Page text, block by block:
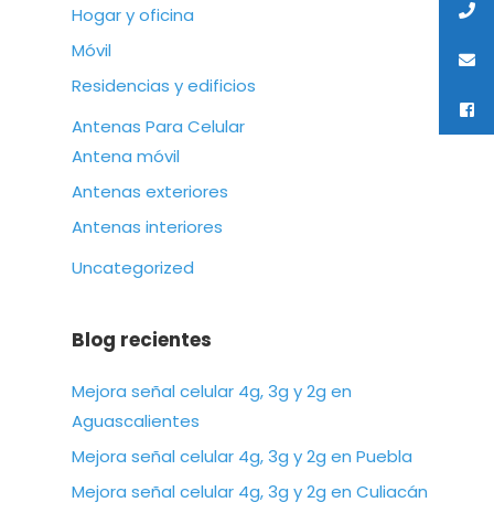
Hogar y oficina
Móvil
Residencias y edificios
Antenas Para Celular
Antena móvil
Antenas exteriores
Antenas interiores
Uncategorized
Blog recientes
Mejora señal celular 4g, 3g y 2g en
Aguascalientes
Mejora señal celular 4g, 3g y 2g en Puebla
Mejora señal celular 4g, 3g y 2g en Culiacán